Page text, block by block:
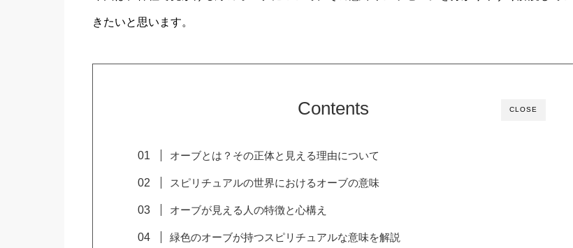
きたいと思います。
CLOSE
Contents
オーブとは？その正体と見える理由について
スピリチュアルの世界におけるオーブの意味
オーブが見える人の特徴と心構え
緑色のオーブが持つスピリチュアルな意味を解説